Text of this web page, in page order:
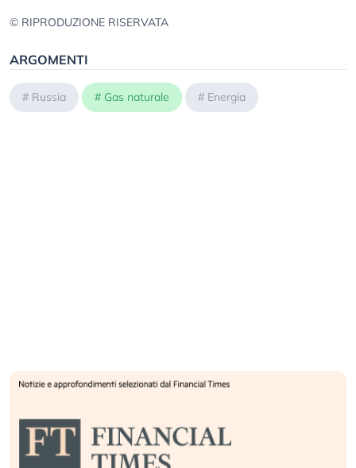
© RIPRODUZIONE RISERVATA
ARGOMENTI
# Russia # Gas naturale # Energia